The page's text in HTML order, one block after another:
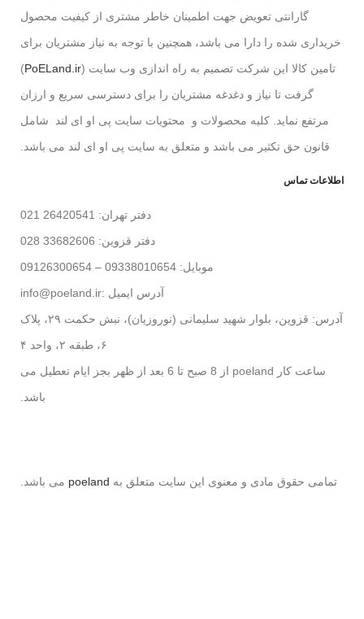
گارانتی تعویض جهت اطمینان خاطر مشتری از کیفیت محصول
خریداری شده را دارا می باشد، همچنین با توجه به نیاز مشتریان برای
تامین کالا این شرکت تصمیم به راه اندازی وب سایت (PoELand.ir
)
گرفت تا نیاز و دغدغه مشتریان را برای دسترسی سریع و ارزان
مرتفع نماید. کلیه محصولات و محتویات سایت پی او ای لند شامل
قانون حق تکثیر می باشد و متعلق به سایت پی او ای لند می باشد.
اطلاعات تماس
دفتر تهران: 26420541 021
دفتر قزوین: 33682606 028
موبایل: 09338010654 – 09126300654
آدرس ایمیل :info@poeland.ir
آدرس: قزوین، بلوار شهید سلیمانی (نوروزیان)، نبش حکمت ۲۹، پلاک
۶، طبقه ۲، واحد ۴
ساعت کار poeland از 8 صبح تا 6 بعد از ظهر بجز ایام تعطیل می
باشد.
تمامی حقوق مادی و معنوی این سایت متعلق به poeland می باشد.